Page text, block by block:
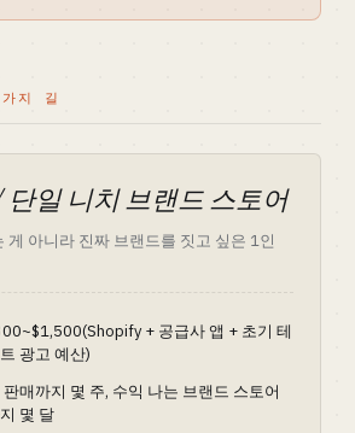
지 길
단일 니치 브랜드 스토어
게 아니라 진짜 브랜드를 짓고 싶은 1인
+ 공급사 앱 + 초기 테
광고 예산)
판매까지 몇 주, 수익 나는 브랜드 스토어
몇 달